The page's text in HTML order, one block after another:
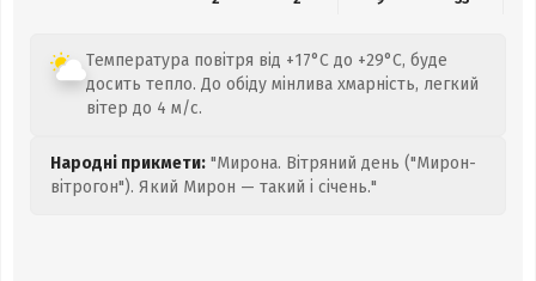
Температура повітря від +17°C до +29°C, буде
досить тепло. До обіду мінлива хмарність, легкий
вітер до 4 м/с.
Народні прикмети: "Мирона. Вітряний день ("Мирон-
вітрогон"). Який Мирон — такий і січень."